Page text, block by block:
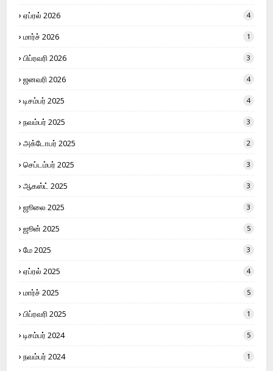
ஏப்ரல் 2026 4
மார்ச் 2026 1
பிப்ரவரி 2026 3
ஜனவரி 2026 4
டிசம்பர் 2025 4
நவம்பர் 2025 3
அக்டோபர் 2025 2
செப்டம்பர் 2025 3
ஆகஸ்ட் 2025 3
ஜூலை 2025 3
ஜூன் 2025 5
மே 2025 3
ஏப்ரல் 2025 4
மார்ச் 2025 5
பிப்ரவரி 2025 1
டிசம்பர் 2024 5
நவம்பர் 2024 1